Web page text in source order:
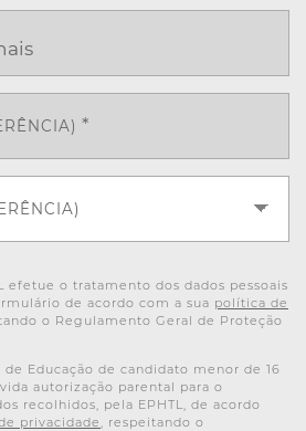
*
efetue o tratamento dos dados pessoais
de acordo com a sua política de
o Regulamento Geral de Proteção
Educação de candidato menor de 16
autorização parental para o
recolhidos, pela EPHTL, de acordo
privacidade , respeitando o